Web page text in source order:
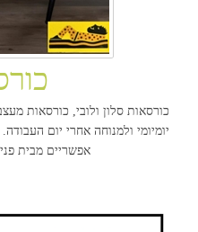
כורסאות סלון ולובי, כורסאות
יומיומי ולמנוחה אחרי יום
אפשריים מבית